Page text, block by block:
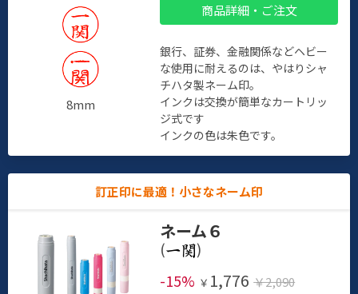
8mm
商品詳細・ご注文
銀行、証券、金融関係などヘビー
な使用に耐えるのは、やはりシャ
チハタ製ネーム印。
インクは交換が簡単なカートリッ
ジ式です
インクの色は朱色です。
訂正印に最適！小さなネーム印
ネーム６
(
)
-15% ￥ 1,776 ￥2,090